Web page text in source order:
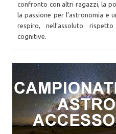
confronto con altri ragazzi, la
la passione per l’astronomia e
respiro, nell’assoluto
cognitive.